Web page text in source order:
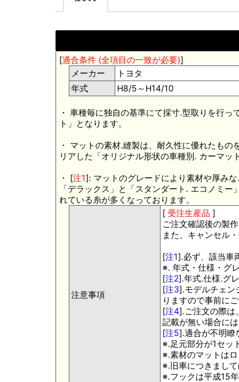
[適合条件 (全項目の一致が必要)]
メーカー
トヨタ
年式
H8/5～H14/10
・ 車種毎に独自の基準にて採寸.型取りを行
ト」となります。
・ マットの素材.縫製は、耐久性に優れたも
リアした「オリジナル形状の車種別. カーマッ
・ [注1]: マットのグレードにより素材や厚み
「デラックス」と「スタンダート. エコノミ
れている糸が多くなっております。
注意事項
[ 受注生産品 ]
ご注文確認後の製
また、キャンセル
[注1].必ず、該当車
※. 年式・仕様・グ
[注2].年式.仕様.グ
[注3].モデルチェン
りますので事前に
[注4].ご注文の際は
記載が無い場合に
[注5].適合が不明瞭
※.足元部分が1セッ
※.素材のマットは
※.旧車につきまし
※.フックは平成15